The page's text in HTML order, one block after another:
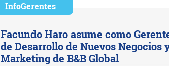
InfoGerentes
Facundo Haro asume como
de Desarrollo de Nuevos Negocios
Marketing de B&B Global